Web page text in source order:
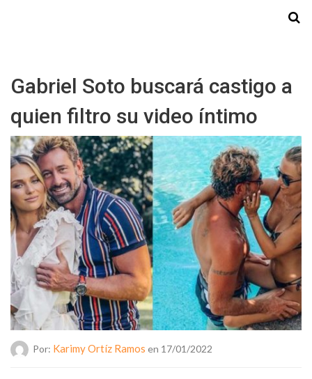
Gabriel Soto buscará castigo a
quien filtro su video íntimo
Por: Karimy Ortíz Ramos en 17/01/2022